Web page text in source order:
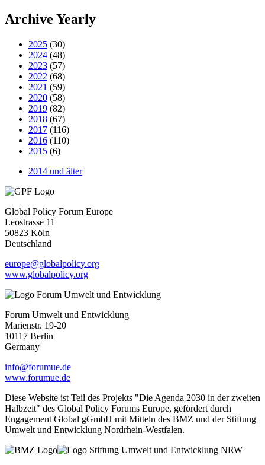
Archive Yearly
2025 (30)
2024 (48)
2023 (57)
2022 (68)
2021 (59)
2020 (58)
2019 (82)
2018 (67)
2017 (116)
2016 (110)
2015 (6)
2014 und älter
Global Policy Forum Europe
Leostrasse 11
50823 Köln
Deutschland
europe@globalpolicy.org
www.globalpolicy.org
Forum Umwelt und Entwicklung
Marienstr. 19-20
10117 Berlin
Germany
info@forumue.de
www.forumue.de
Diese Website ist Teil des Projekts "Die Agenda 2030 in der zweiten
Halbzeit" des Global Policy Forums Europe, gefördert durch
Engagement Global gGmbH mit Mitteln des BMZ und der Stiftung
Umwelt und Entwicklung Nordrhein-Westfalen.